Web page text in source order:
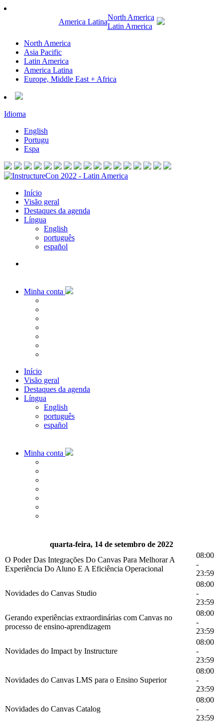
America Latina
North America
Latin America
North America
Asia Pacific
Latin America
America Latina
Europe, Middle East + Africa
Idioma
English
Portugu
Espa
Início
Visão geral
Destaques da agenda
Língua
English
português
español
Minha conta
Início
Visão geral
Destaques da agenda
Língua
English
português
español
Minha conta
quarta-feira, 14 de setembro de 2022
O Poder Das Integrações Do Canvas Para Melhorar A
Experiência Do Aluno E A Eficiência Operacional
08:00
-
23:59
Novidades do Canvas Studio
08:00
-
23:59
Gerando experiências extraordinárias com Canvas no
processo de ensino-aprendizagem
08:00
-
23:59
Novidades do Impact by Instructure
08:00
-
23:59
Novidades do Canvas LMS para o Ensino Superior
08:00
-
23:59
Novidades do Canvas Catalog
08:00
-
23:59